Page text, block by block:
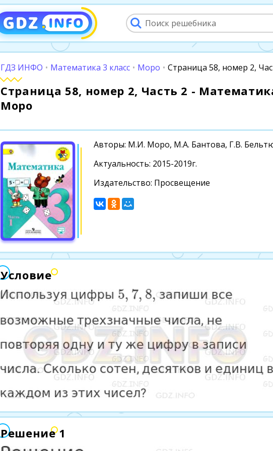
ГДЗ ИНФО • Математика 3 класс • Моро • Страница 58, номер 2,
Страница 58, номер 2, Часть 2 -
Моро
Авторы: М.И. Моро, М.А. Бантова, Г.В.
Актуальность: 2015-2019г.
Издательство: Просвещение
Условие
Решение 1